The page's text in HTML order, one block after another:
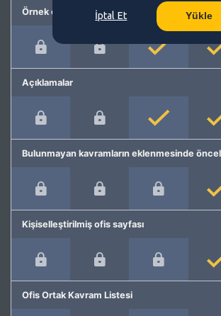
Örnek cümleler
Açıklamalar
Bulunmayan kavramların eklenmesinde
Kişiselleştirilmiş ofis sayfası
Ofis Ortak Kavram Listesi
İptal Et Yükle